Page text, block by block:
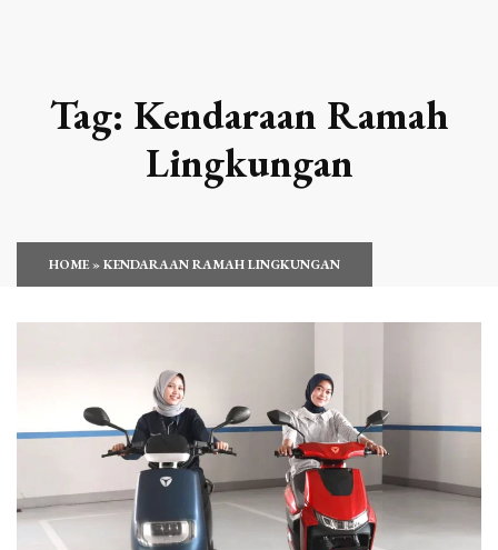
Tag: Kendaraan Ramah
Lingkungan
HOME»KENDARAAN RAMAH LINGKUNGAN